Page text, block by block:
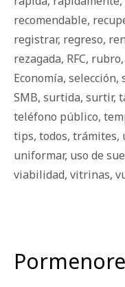
recomendable,
registrar, regreso,
rezagada, RFC, rubro,
Economía, selección,
SMB, surtida, surtir,
teléfono público,
tips, todos, trámites,
uniformar, uso de
viabilidad, vitrinas,